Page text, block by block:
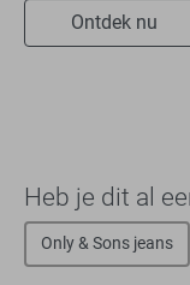
Ontdek nu
Heb je dit al
Only & Sons jeans